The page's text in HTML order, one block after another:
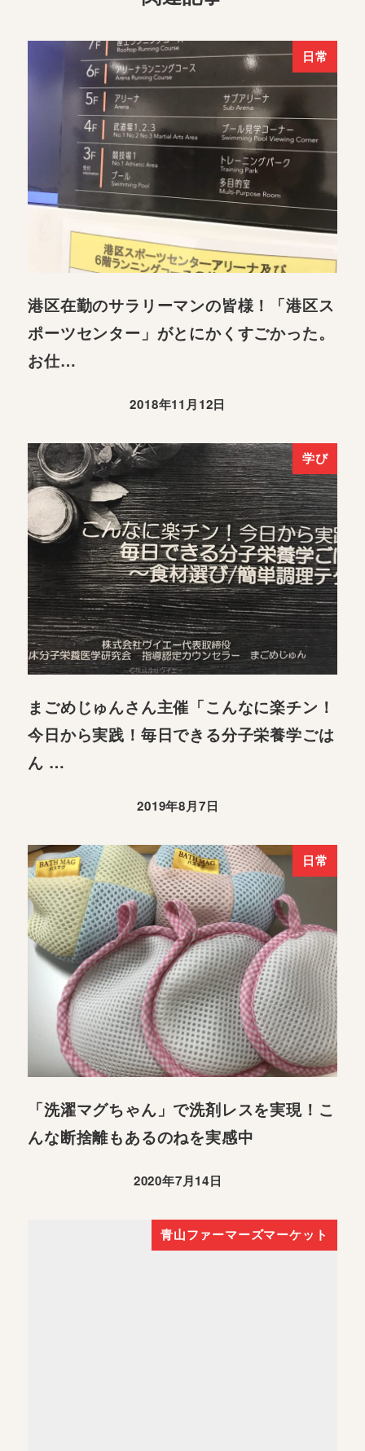
日常
港区在勤のサラリーマンの皆様！「港区ス
ポーツセンター」がとにかくすごかった。
お仕…
2018年11月12日
学び
まごめじゅんさん主催「こんなに楽チン！
今日から実践！毎日できる分子栄養学ごは
ん …
2019年8月7日
日常
「洗濯マグちゃん」で洗剤レスを実現！こ
んな断捨離もあるのねを実感中
2020年7月14日
青山ファーマーズマーケット